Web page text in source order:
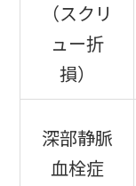
（スクリ
ュー折
損）
深部静脈
血栓症